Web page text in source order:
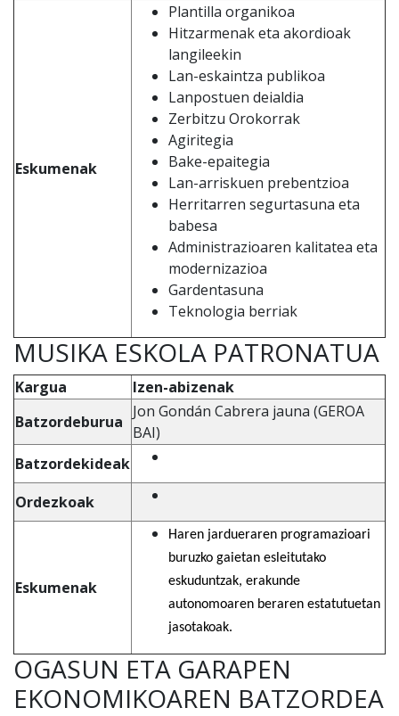
Eskumenak
Plantilla organikoa
Hitzarmenak eta akordioak
langileekin
Lan-eskaintza publikoa
Lanpostuen deialdia
Zerbitzu Orokorrak
Agiritegia
Bake-epaitegia
Lan-arriskuen prebentzioa
Herritarren segurtasuna eta
babesa
Administrazioaren kalitatea eta
modernizazioa
Gardentasuna
Teknologia berriak
MUSIKA ESKOLA PATRONATUA
Kargua
Izen-abizenak
Batzordeburua
Jon Gondán Cabrera jauna (GEROA
BAI)
Batzordekideak
Ordezkoak
Eskumenak
Haren jardueraren programazioari
buruzko gaietan esleitutako
eskuduntzak, erakunde
autonomoaren beraren estatutuetan
jasotakoak.
OGASUN ETA GARAPEN
EKONOMIKOAREN BATZORDEA